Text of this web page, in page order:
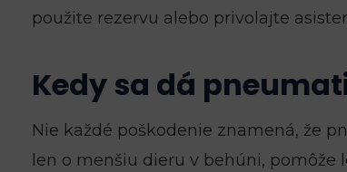
použite rezervu alebo privolajte
Kedy sa dá
Nie každé poškodenie znamená, že
len o menšiu dieru v behúni,